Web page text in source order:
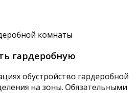
комнаты
гардеробную
обустройство гардеробной
на зоны. Обязательными